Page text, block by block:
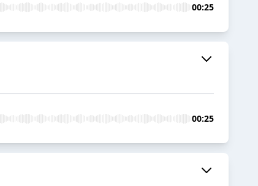
00:25
00:25